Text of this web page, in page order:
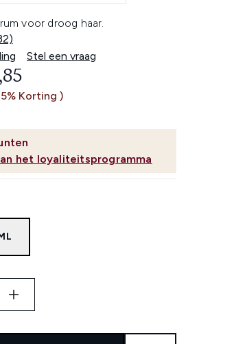
voor droog haar.
Stel een vraag
het loyaliteitsprogramma
RETAIL PRICE:
PRIJS:
Korting )